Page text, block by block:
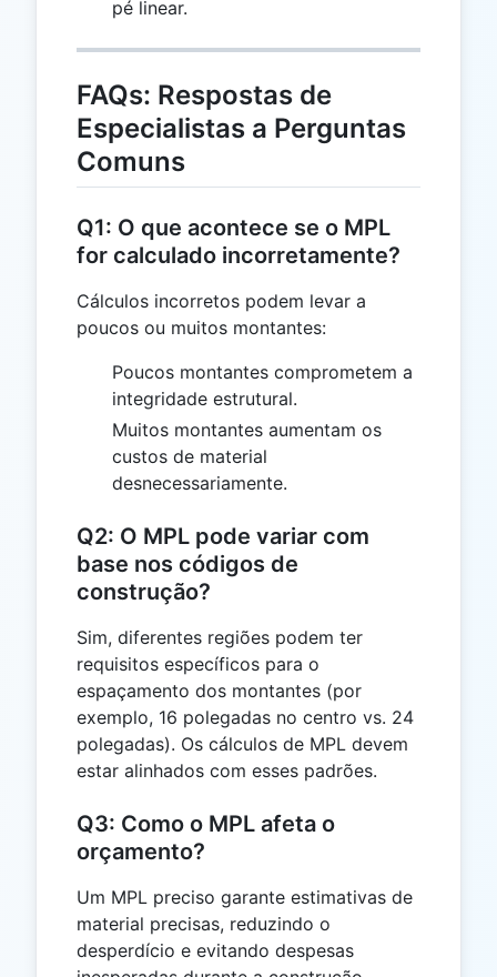
pé linear.
FAQs: Respostas de
Especialistas a Perguntas
Comuns
Q1: O que acontece se o MPL
for calculado incorretamente?
Cálculos incorretos podem levar a
poucos ou muitos montantes:
Poucos montantes comprometem a
integridade estrutural.
Muitos montantes aumentam os
custos de material
desnecessariamente.
Q2: O MPL pode variar com
base nos códigos de
construção?
Sim, diferentes regiões podem ter
requisitos específicos para o
espaçamento dos montantes (por
exemplo, 16 polegadas no centro vs. 24
polegadas). Os cálculos de MPL devem
estar alinhados com esses padrões.
Q3: Como o MPL afeta o
orçamento?
Um MPL preciso garante estimativas de
material precisas, reduzindo o
desperdício e evitando despesas